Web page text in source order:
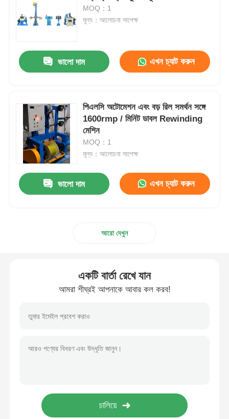
MOQ：1
মূল্য：আলোচনা সাপেক্ষ
ভালো দাম এখন চ্যাট করুন
পিএলসি অটোমেশন এবং বড় রিল সমর্থন সঙ্গে
1600rmp / মিনিট ডাবল Rewinding
মেশিন
MOQ：1
মূল্য：আলোচনা সাপেক্ষ
ভালো দাম এখন চ্যাট করুন
আরো দেখুন
একটি বার্তা রেখে যান
আমরা শীঘ্রই আপনাকে আবার কল করব!